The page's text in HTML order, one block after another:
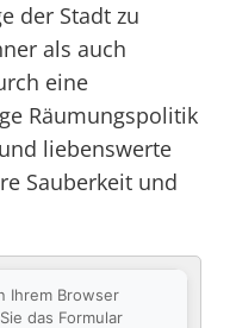
der Stadt zu
als auch
eine
Räumungspolitik
liebenswerte
Sauberkeit und
Ihrem Browser
das Formular